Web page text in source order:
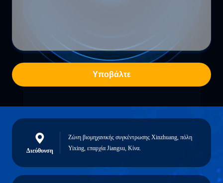
Υποβάλτε
Διεύθυνση
Ζώνη βιομηχανικής συγκέντρωσης Xinzhuang, πόλη
Yixing, επαρχία Jiangsu, Κίνα.